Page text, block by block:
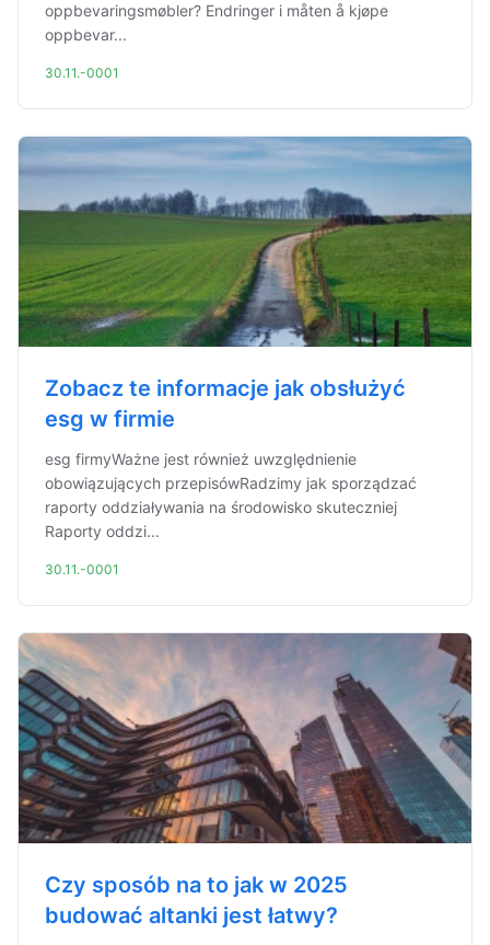
oppbevaringsmøbler? Endringer i måten å kjøpe
oppbevar...
30.11.-0001
Zobacz te informacje jak obsłużyć
esg w firmie
esg firmyWażne jest również uwzględnienie
obowiązujących przepisówRadzimy jak sporządzać
raporty oddziaływania na środowisko skuteczniej
Raporty oddzi...
30.11.-0001
Czy sposób na to jak w 2025
budować altanki jest łatwy?